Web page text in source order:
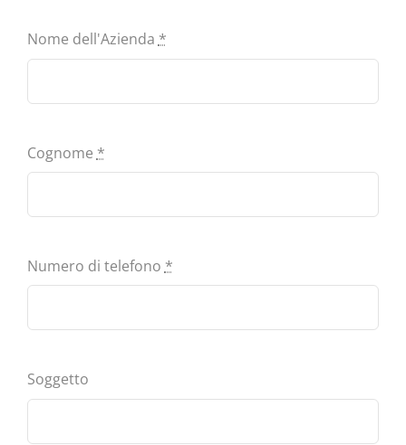
Nome dell'Azienda *
Cognome *
Numero di telefono *
Soggetto